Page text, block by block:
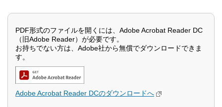
PDF形式のファイルを開くには、Adobe Acrobat Reader DC
（旧Adobe Reader）が必要です。
お持ちでない方は、Adobe社から無償でダウンロードできま
す。
Adobe Acrobat Reader DCのダウンロードへ